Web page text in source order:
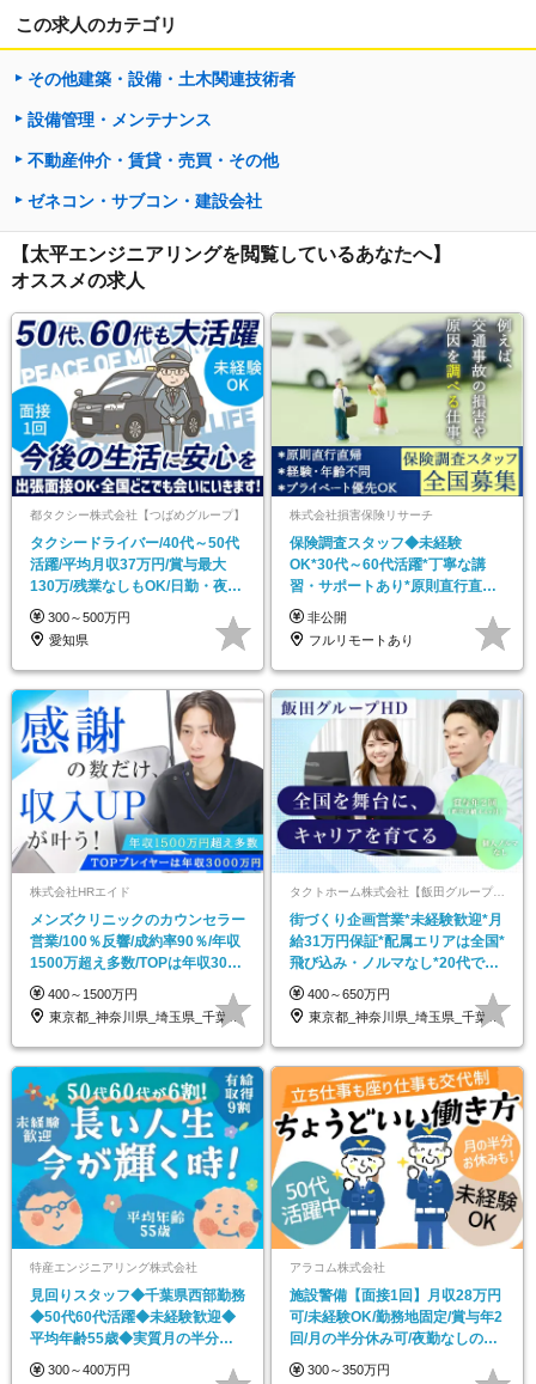
この求人のカテゴリ
その他建築・設備・土木関連技術者
設備管理・メンテナンス
不動産仲介・賃貸・売買・その他
ゼネコン・サブコン・建設会社
【太平エンジニアリングを閲覧しているあなたへ】
オススメの求人
都タクシー株式会社【つばめグループ】
タクシードライバー/40代～50代
活躍/平均月収37万円/賞与最大
130万/残業なしもOK/日勤・夜勤
が選べる
300～500万円
愛知県
株式会社損害保険リサーチ
保険調査スタッフ◆未経験
OK*30代～60代活躍*丁寧な講
習・サポートあり*原則直行直帰
／全国募集・業務委託
非公開
フルリモートあり
株式会社HRエイド
メンズクリニックのカウンセラー
営業/100％反響/成約率90％/年収
1500万超え多数/TOPは年収3000
万
400～1500万円
東京都_神奈川県_埼玉県_千葉県_大阪府…
タクトホーム株式会社【飯田グループホールディングス】
街づくり企画営業*未経験歓迎*月
給31万円保証*配属エリアは全国*
飛び込み・ノルマなし*20代で昇
進実績多数
400～650万円
東京都_神奈川県_埼玉県_千葉県_大阪府…
特産エンジニアリング株式会社
見回りスタッフ◆千葉県西部勤務
◆50代60代活躍◆未経験歓迎◆
平均年齢55歳◆実質月の半分休
みも可◆賞与年2回
300～400万円
アラコム株式会社
施設警備【面接1回】月収28万円
可/未経験OK/勤務地固定/賞与年2
回/月の半分休み可/夜勤なしの働
き方可
300～350万円